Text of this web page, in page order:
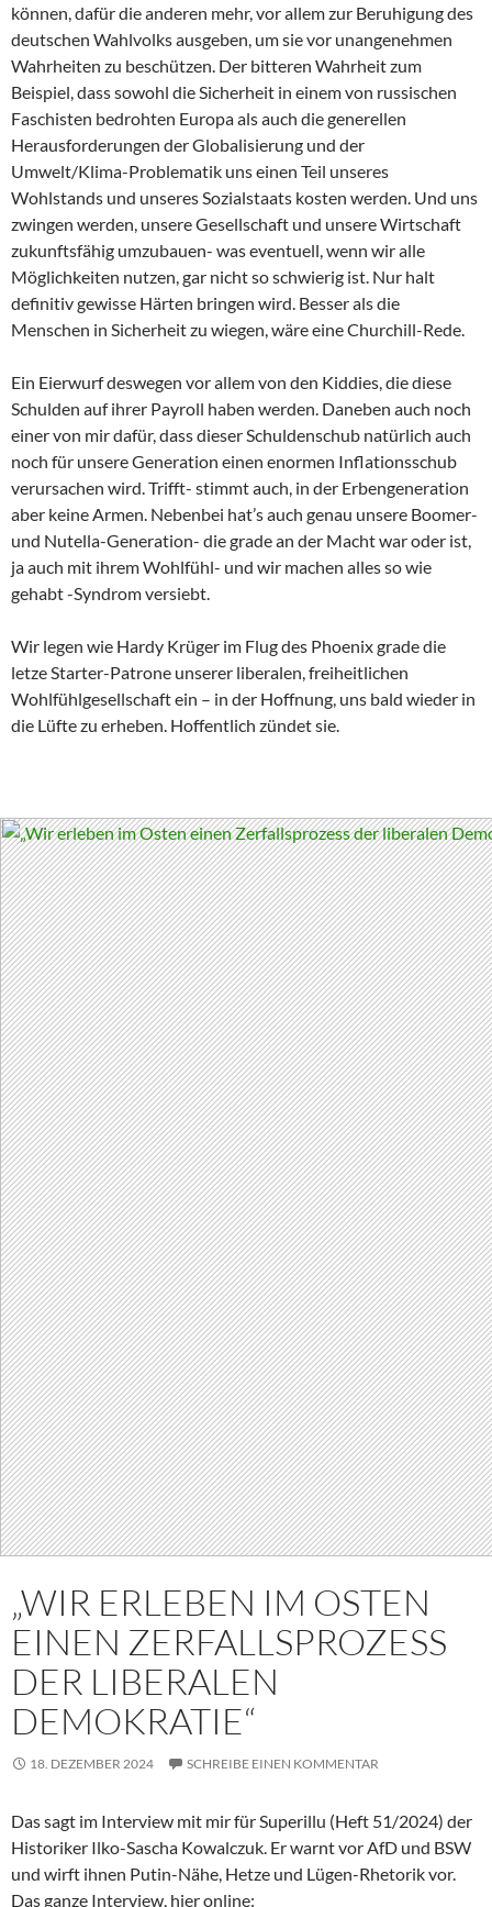
können, dafür die anderen mehr, vor allem zur Beruhigung des
deutschen Wahlvolks ausgeben, um sie vor unangenehmen
Wahrheiten zu beschützen. Der bitteren Wahrheit zum
Beispiel, dass sowohl die Sicherheit in einem von russischen
Faschisten bedrohten Europa als auch die generellen
Herausforderungen der Globalisierung und der
Umwelt/Klima-Problematik uns einen Teil unseres
Wohlstands und unseres Sozialstaats kosten werden. Und uns
zwingen werden, unsere Gesellschaft und unsere Wirtschaft
zukunftsfähig umzubauen- was eventuell, wenn wir alle
Möglichkeiten nutzen, gar nicht so schwierig ist. Nur halt
definitiv gewisse Härten bringen wird. Besser als die
Menschen in Sicherheit zu wiegen, wäre eine Churchill-Rede.
Ein Eierwurf deswegen vor allem von den Kiddies, die diese
Schulden auf ihrer Payroll haben werden. Daneben auch noch
einer von mir dafür, dass dieser Schuldenschub natürlich auch
noch für unsere Generation einen enormen Inflationsschub
verursachen wird. Trifft- stimmt auch, in der Erbengeneration
aber keine Armen. Nebenbei hat’s auch genau unsere Boomer-
und Nutella-Generation- die grade an der Macht war oder ist,
ja auch mit ihrem Wohlfühl- und wir machen alles so wie
gehabt -Syndrom versiebt.
Wir legen wie Hardy Krüger im Flug des Phoenix grade die
letze Starter-Patrone unserer liberalen, freiheitlichen
Wohlfühlgesellschaft ein – in der Hoffnung, uns bald wieder in
die Lüfte zu erheben. Hoffentlich zündet sie.
„WIR ERLEBEN IM OSTEN
EINEN ZERFALLSPROZESS
DER LIBERALEN
DEMOKRATIE“
18. DEZEMBER 2024 SCHREIBE EINEN KOMMENTAR
Das sagt im Interview mit mir für Superillu (Heft 51/2024) der
Historiker Ilko-Sascha Kowalczuk. Er warnt vor AfD und BSW
und wirft ihnen Putin-Nähe, Hetze und Lügen-Rhetorik vor.
Das ganze Interview, hier online: